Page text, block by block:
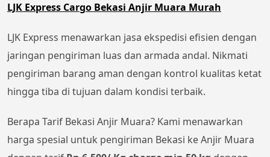
LJK Express Cargo Bekasi Anjir Muara Murah
LJK Express menawarkan jasa ekspedisi efisien dengan
jaringan pengiriman luas dan armada andal. Nikmati
pengiriman barang aman dengan kontrol kualitas ketat
hingga tiba di tujuan dalam kondisi terbaik.
Berapa Tarif Bekasi Anjir Muara? Kami menawarkan
harga spesial untuk pengiriman Bekasi ke Anjir Muara